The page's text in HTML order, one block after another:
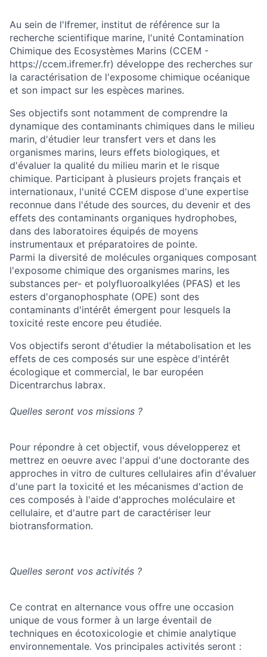
Au sein de l'Ifremer, institut de référence sur la
recherche scientifique marine, l'unité Contamination
Chimique des Ecosystèmes Marins (CCEM -
https://ccem.ifremer.fr) développe des recherches sur
la caractérisation de l'exposome chimique océanique
et son impact sur les espèces marines.
Ses objectifs sont notamment de comprendre la
dynamique des contaminants chimiques dans le milieu
marin, d'étudier leur transfert vers et dans les
organismes marins, leurs effets biologiques, et
d'évaluer la qualité du milieu marin et le risque
chimique. Participant à plusieurs projets français et
internationaux, l'unité CCEM dispose d'une expertise
reconnue dans l'étude des sources, du devenir et des
effets des contaminants organiques hydrophobes,
dans des laboratoires équipés de moyens
instrumentaux et préparatoires de pointe.
Parmi la diversité de molécules organiques composant
l'exposome chimique des organismes marins, les
substances per- et polyfluoroalkylées (PFAS) et les
esters d'organophosphate (OPE) sont des
contaminants d'intérêt émergent pour lesquels la
toxicité reste encore peu étudiée.
Vos objectifs seront d'étudier la métabolisation et les
effets de ces composés sur une espèce d'intérêt
écologique et commercial, le bar européen
Dicentrarchus labrax.
Quelles seront vos missions ?
Pour répondre à cet objectif, vous développerez et
mettrez en oeuvre avec l'appui d'une doctorante des
approches in vitro de cultures cellulaires afin d'évaluer
d'une part la toxicité et les mécanismes d'action de
ces composés à l'aide d'approches moléculaire et
cellulaire, et d'autre part de caractériser leur
biotransformation.
Quelles seront vos activités ?
Ce contrat en alternance vous offre une occasion
unique de vous former à un large éventail de
techniques en écotoxicologie et chimie analytique
environnementale. Vos principales activités seront :